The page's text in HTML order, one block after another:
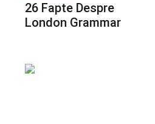
26 Fapte Despre
London Grammar